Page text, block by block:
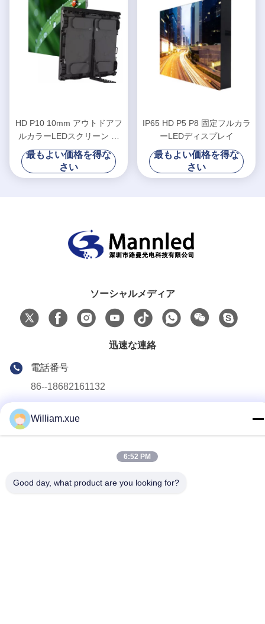
HD P10 10mm アウトドアフ
ルカラーLEDスクリーン 防
水 ダイキャシティング キャ
ビネット スタジアム
最もよい価格を得な
さい
IP65 HD P5 P8 固定フルカラ
ーLEDディスプレイ
最もよい価格を得な
さい
ソーシャルメディア
迅速な連絡
電話番号
86--18682161132
3階 建物1 ホンファ・ジアトリハイテクパーク タントーコミ
William.xue
6:52 PM
Good day, what product are you looking for?